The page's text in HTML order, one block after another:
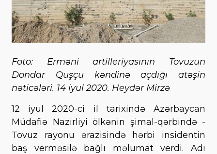
Foto: Erməni artilleriyasının Tovuzun
Dondar Quşçu kəndinə açdığı atəşin
nəticələri. 14 iyul 2020. Heydər Mirzə
12 iyul 2020-ci il tarixində Azərbaycan
Müdafiə Nazirliyi ölkənin şimal-qərbində -
Tovuz rayonu ərazisində hərbi insidentin
baş verməsilə bağlı məlumat verdi. Adı